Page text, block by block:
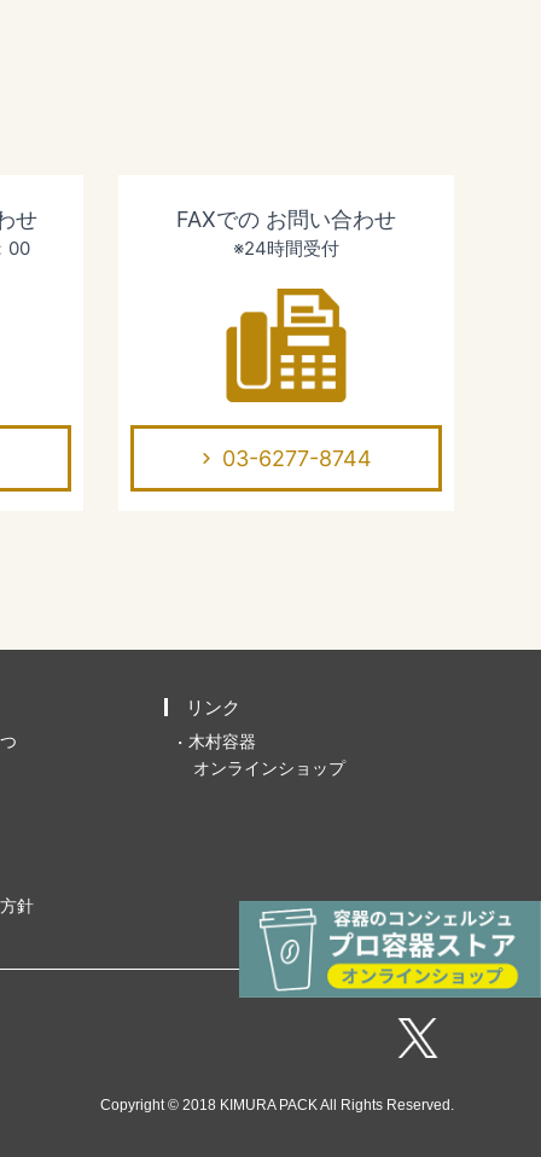
せ
00
FAXでの お問い合わせ
※24時間受付
03-6277-8744
針
リンク
木村容器
オンラインショップ
Copyright © 2018 KIMURA PACK All Rights Reserved.